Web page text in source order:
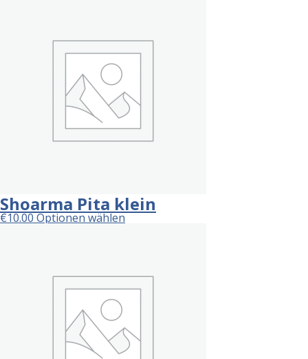
Shoarma Pita klein
€10.00Optionen wählen